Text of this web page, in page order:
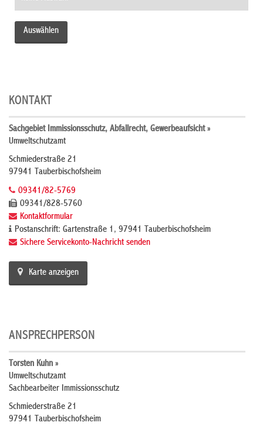
KONTAKT
Sachgebiet Immissionsschutz, Abfallrecht, Gewerbeaufsicht »
Umweltschutzamt
Schmiederstraße 21
97941 Tauberbischofsheim
09341/82-5769
09341/828-5760
Kontaktformular
Postanschrift: Gartenstraße 1, 97941 Tauberbischofsheim
Sichere Servicekonto-Nachricht senden
Karte anzeigen
ANSPRECHPERSON
Torsten Kuhn »
Umweltschutzamt
Sachbearbeiter Immissionsschutz
Schmiederstraße 21
97941 Tauberbischofsheim